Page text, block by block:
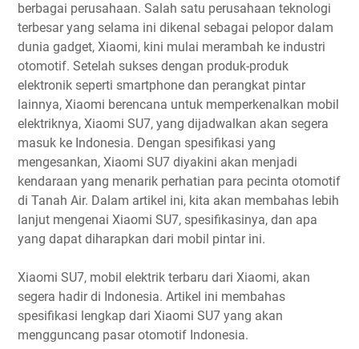
berbagai perusahaan. Salah satu perusahaan teknologi
terbesar yang selama ini dikenal sebagai pelopor dalam
dunia gadget, Xiaomi, kini mulai merambah ke industri
otomotif. Setelah sukses dengan produk-produk
elektronik seperti smartphone dan perangkat pintar
lainnya, Xiaomi berencana untuk memperkenalkan mobil
elektriknya, Xiaomi SU7, yang dijadwalkan akan segera
masuk ke Indonesia. Dengan spesifikasi yang
mengesankan, Xiaomi SU7 diyakini akan menjadi
kendaraan yang menarik perhatian para pecinta otomotif
di Tanah Air. Dalam artikel ini, kita akan membahas lebih
lanjut mengenai Xiaomi SU7, spesifikasinya, dan apa
yang dapat diharapkan dari mobil pintar ini.
Xiaomi SU7, mobil elektrik terbaru dari Xiaomi, akan
segera hadir di Indonesia. Artikel ini membahas
spesifikasi lengkap dari Xiaomi SU7 yang akan
mengguncang pasar otomotif Indonesia.